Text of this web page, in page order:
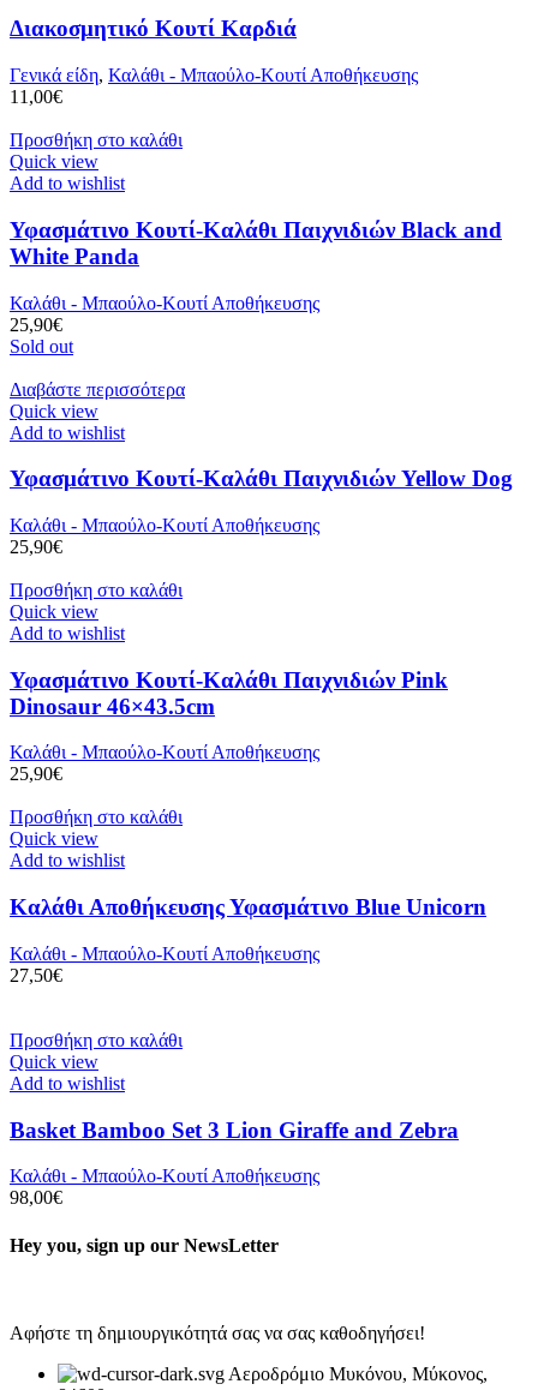
Διακοσμητικό Κουτί Καρδιά
Γενικά είδη, Καλάθι - Μπαούλο-Κουτί Αποθήκευσης
11,00€
Προσθήκη στο καλάθι
Quick view
Add to wishlist
Υφασμάτινο Κουτί-Καλάθι Παιχνιδιών Black and
White Panda
Καλάθι - Μπαούλο-Κουτί Αποθήκευσης
25,90€
Sold out
Διαβάστε περισσότερα
Quick view
Add to wishlist
Υφασμάτινο Κουτί-Καλάθι Παιχνιδιών Yellow Dog
Καλάθι - Μπαούλο-Κουτί Αποθήκευσης
25,90€
Προσθήκη στο καλάθι
Quick view
Add to wishlist
Υφασμάτινο Κουτί-Καλάθι Παιχνιδιών Pink
Dinosaur 46×43.5cm
Καλάθι - Μπαούλο-Κουτί Αποθήκευσης
25,90€
Προσθήκη στο καλάθι
Quick view
Add to wishlist
Καλάθι Αποθήκευσης Υφασμάτινο Blue Unicorn
Καλάθι - Μπαούλο-Κουτί Αποθήκευσης
27,50€
Προσθήκη στο καλάθι
Quick view
Add to wishlist
Basket Bamboo Set 3 Lion Giraffe and Zebra
Καλάθι - Μπαούλο-Κουτί Αποθήκευσης
98,00€
Hey you, sign up our NewsLetter
Αφήστε τη δημιουργικότητά σας να σας καθοδηγήσει!
Αεροδρόμιο Μυκόνου, Μύκονος,